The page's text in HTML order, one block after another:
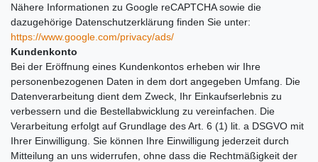
Nähere Informationen zu Google reCAPTCHA sowie die
dazugehörige Datenschutzerklärung finden Sie unter:
https://www.google.com/privacy/ads/
Kundenkonto
Bei der Eröffnung eines Kundenkontos erheben wir Ihre
personenbezogenen Daten in dem dort angegeben Umfang. Die
Datenverarbeitung dient dem Zweck, Ihr Einkaufserlebnis zu
verbessern und die Bestellabwicklung zu vereinfachen. Die
Verarbeitung erfolgt auf Grundlage des Art. 6 (1) lit. a DSGVO mit
Ihrer Einwilligung. Sie können Ihre Einwilligung jederzeit durch
Mitteilung an uns widerrufen, ohne dass die Rechtmäßigkeit der